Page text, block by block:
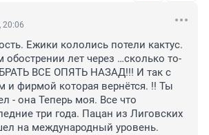
20:06
Ежики кололись потели кактус.
лет через …сколько то-
ВСЕ ОПЯТЬ НАЗАД!!! И так с
и фирмой которая вернётся. !! Ты
- она Теперь моя. Все что
три года. Пацан из Лиговских
на международный уровень.